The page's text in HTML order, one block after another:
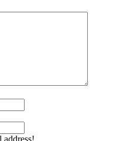
address!